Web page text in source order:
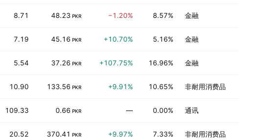
8.71 48.23 PKR −1.20% 8.57% 金融
7.19 45.16 PKR +10.70% 5.16% 金融
5.54 37.26 PKR +107.75% 16.96% 金融
10.90 133.56 PKR +9.91% 10.65% 非耐用消费品
109.33 0.66 PKR — 0.00% 通讯
20.52 370.41 PKR +9.97% 7.33% 非耐用消费品